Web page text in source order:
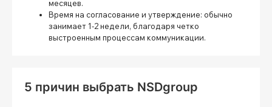
месяцев.
Время на согласование и утверждение: обычно
занимает 1-2 недели, благодаря четко
выстроенным процессам коммуникации.
5 причин выбрать NSDgroup